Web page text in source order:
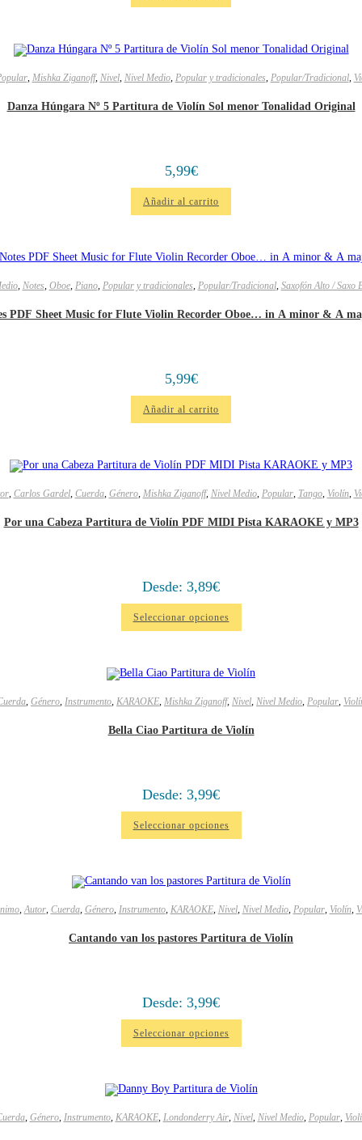
, Mishka Ziganoff, Nivel, Nivel Medio, Popular y tradicionales Popular/Tradicional,
Danza Húngara Nº 5 Partitura de Violín Sol menor Tonalidad Original
5,99€
Añadir al carrito
, Notes Oboe, Piano, Popular y tradicionales Popular/Tradicional, Saxofón Alto / Saxo
PDF Sheet Music for Flute Violin Recorder Oboe… in A minor & A
5,99€
Añadir al carrito
, Carlos Gardel, Cuerda, Género, Mishka Ziganoff, Nivel Medio, Popular, Tango, Violín,
Por una Cabeza Partitura de Violín PDF MIDI Pista KARAOKE y MP3
Desde: 3,89€
Seleccionar opciones
Género Instrumento KARAOKE Mishka Ziganoff, Nivel Nivel Medio Popular
Bella Ciao Partitura de Violín
Desde: 3,99€
Seleccionar opciones
, Autor, Cuerda, Género, Instrumento, KARAOKE, Nivel, Nivel Medio, Popular, Violín,
Cantando van los pastores Partitura de Violín
Desde: 3,99€
Seleccionar opciones
, Género, Instrumento, KARAOKE, Londonderry Air, Nivel, Nivel Medio, Popular,